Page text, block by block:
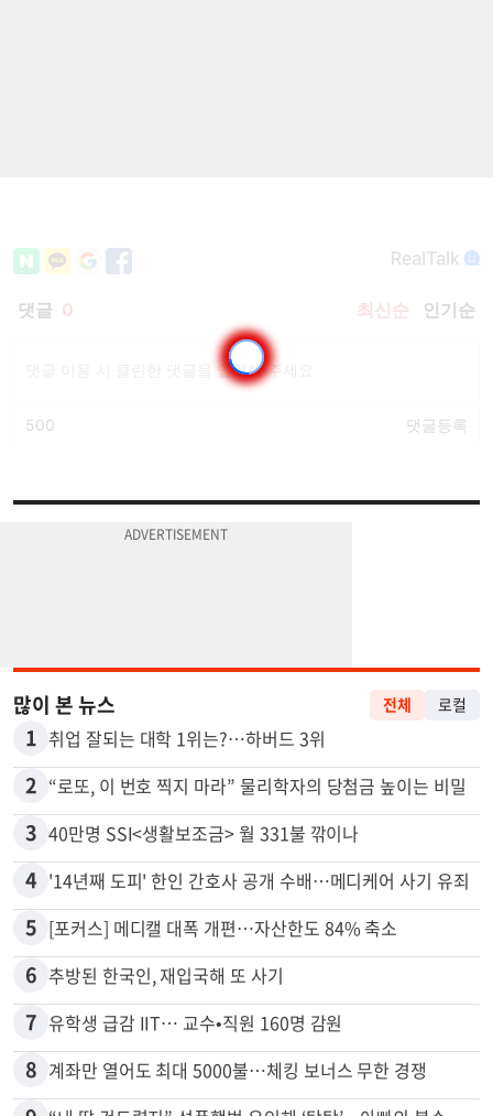
1 취업 잘되는 대학 1위는?…하버드 3위
2 “로또, 이 번호 찍지 마라” 물리학자의 당첨금 높이는 비밀
3 40만명 SSI<생활보조금> 월 331불 깎이나
4 '14년째 도피' 한인 간호사 공개 수배…메디케어 사기 유죄
5 [포커스] 메디캘 대폭 개편…자산한도 84% 축소
6 추방된 한국인, 재입국해 또 사기
7 유학생 급감 IIT… 교수•직원 160명 감원